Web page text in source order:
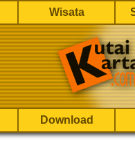
Wisata
Download